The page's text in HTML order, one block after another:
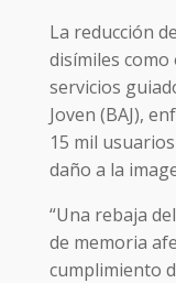
La reducción
disímiles
servicios
Joven (BAJ),
15 mil
daño a la
“Una rebaja
de memoria
cumplimiento